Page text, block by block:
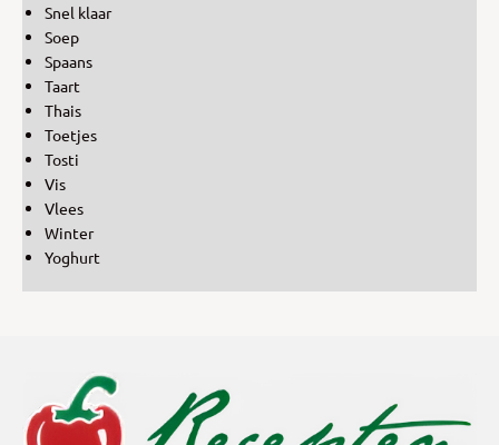
Snel klaar
Soep
Spaans
Taart
Thais
Toetjes
Tosti
Vis
Vlees
Winter
Yoghurt